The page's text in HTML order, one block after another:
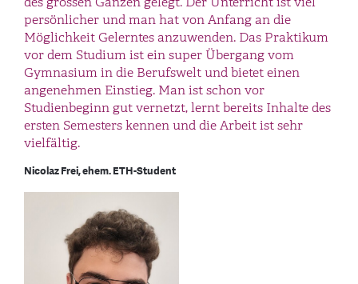
persönlicher und man hat von Anfang an die
Möglichkeit Gelerntes anzuwenden. Das Praktikum
vor dem Studium ist ein super Übergang vom
Gymnasium in die Berufswelt und bietet einen
angenehmen Einstieg. Man ist schon vor
Studienbeginn gut vernetzt, lernt bereits Inhalte des
ersten Semesters kennen und die Arbeit ist sehr
vielfältig.
Nicolaz Frei, ehem. ETH-Student